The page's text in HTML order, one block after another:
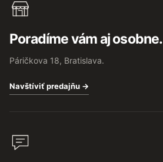
Poradíme vám aj osobne.
Páričkova 18, Bratislava.
Navštíviť predajňu →